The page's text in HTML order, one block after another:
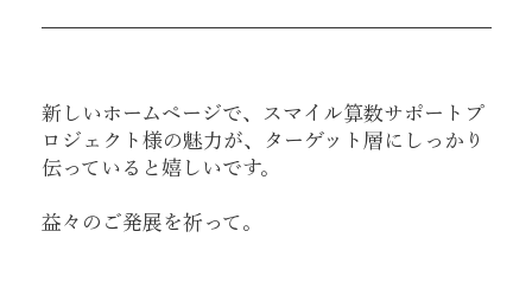
新しいホームページで、スマイル算数サポートプ
ロジェクト様の魅力が、ターゲット層にしっかり
伝っていると嬉しいです。
益々のご発展を祈って。